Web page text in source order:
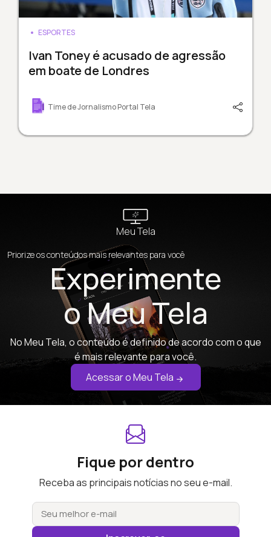
ESPORTES
Ivan Toney é acusado de agressão
em boate de Londres
Time de Jornalismo Portal Tela
Meu Tela
Priorize os conteúdos mais relevantes para você
Experimente
o Meu Tela
No Meu Tela, o conteúdo é definido de acordo com o que
é mais relevante para você.
Acessar o Meu Tela
Fique por dentro
Receba as principais notícias no seu e-mail.